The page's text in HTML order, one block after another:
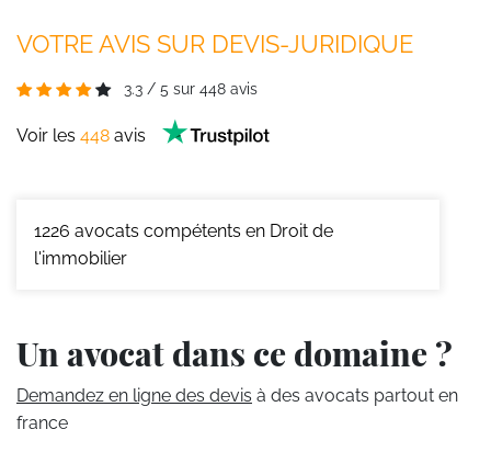
VOTRE AVIS SUR DEVIS-JURIDIQUE
3.3 / 5 sur 448 avis
Voir les 448 avis
1226 avocats compétents en Droit de
l'immobilier
Un avocat dans ce domaine ?
Demandez en ligne des devis à des avocats partout en
france